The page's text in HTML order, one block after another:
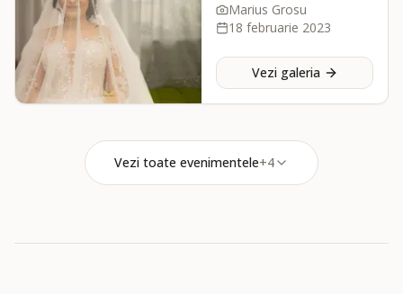
Marius Grosu
18 februarie 2023
Vezi galeria
Vezi toate evenimentele+4